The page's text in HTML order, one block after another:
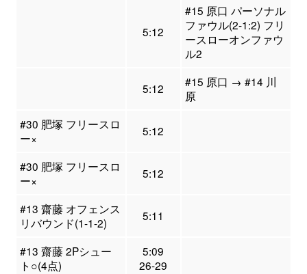
5:12
#15 原口 パーソナル
ファウル(2-1:2) フリ
ースローオンファウ
ル2
5:12
#15 原口 → #14 川
原
#30 肥塚 フリースロ
ー×
5:12
#30 肥塚 フリースロ
ー×
5:12
#13 齋藤 オフェンス
リバウンド(1-1-2)
5:11
#13 齋藤 2Pシュー
ト○(4点)
5:09
26-29